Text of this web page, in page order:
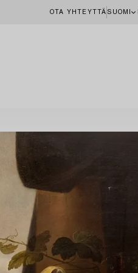
OTA YHTEYTTÄ SUOMI